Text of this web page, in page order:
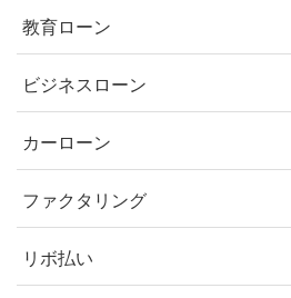
教育ローン
ビジネスローン
カーローン
ファクタリング
リボ払い